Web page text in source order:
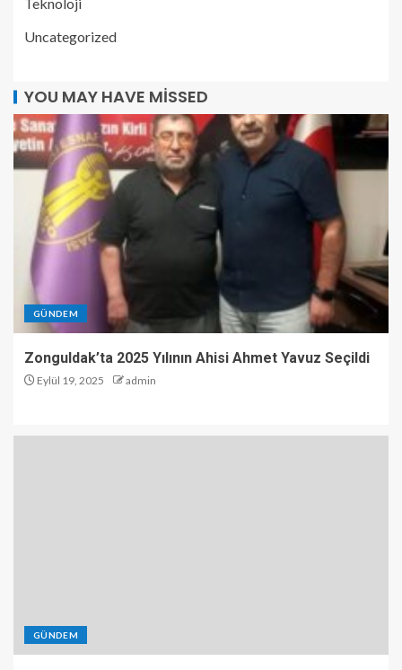
Uncategorized
YOU MAY HAVE MISSED
GÜNDEM
Zonguldak’ta 2025 Yılının Ahisi Ahmet Yavuz Seçildi
Eylül 19, 2025 admin
GÜNDEM